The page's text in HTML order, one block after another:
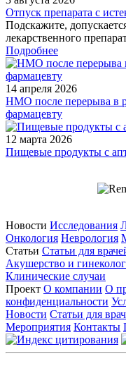
Отпуск препарата с
Подскажите,
лекарственного
Подробнее
14 апреля 2026
НМО после перерыва в
фармацевту
12 марта 2026
Пищевые продукты с
Новости Исследования
Онкология Неврология
Статьи Статьи для
Акушерство и
Клинические случаи
Проект О компании О
конфиденциальности
Новости Статьи для
Мероприятия Контакты